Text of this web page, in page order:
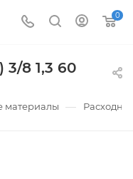
0
3/8 1,3 60
материалы —